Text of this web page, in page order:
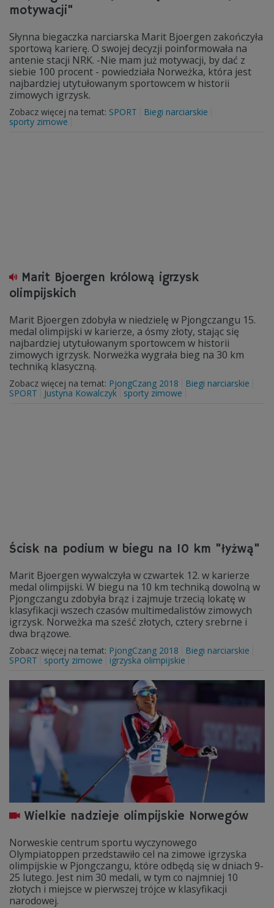
motywacji"
Słynna biegaczka narciarska Marit Bjoergen zakończyła
sportową karierę. O swojej decyzji poinformowała na
antenie stacji NRK. -Nie mam już motywacji, by dać z
siebie 100 procent - powiedziała Norweżka, która jest
najbardziej utytułowanym sportowcem w historii
zimowych igrzysk.
Zobacz więcej na temat: SPORT
Biegi narciarskie
sporty zimowe
Marit Bjoergen królową igrzysk
olimpijskich
Marit Bjoergen zdobyła w niedzielę w Pjongczangu 15.
medal olimpijski w karierze, a ósmy złoty, stając się
najbardziej utytułowanym sportowcem w historii
zimowych igrzysk. Norweżka wygrała bieg na 30 km
techniką klasyczną.
Zobacz więcej na temat: PjongCzang 2018
Biegi narciarskie
SPORT
Justyna Kowalczyk sporty zimowe
Ścisk na podium w biegu na 10 km "łyżwą"
Marit Bjoergen wywalczyła w czwartek 12. w karierze
medal olimpijski. W biegu na 10 km techniką dowolną w
Pjongczangu zdobyła brąz i zajmuje trzecią lokatę w
klasyfikacji wszech czasów multimedalistów zimowych
igrzysk. Norweżka ma sześć złotych, cztery srebrne i
dwa brązowe.
Zobacz więcej na temat: PjongCzang 2018
Biegi narciarskie
SPORT
sporty zimowe igrzyska olimpijskie
Wielkie nadzieje olimpijskie Norwegów
Norweskie centrum sportu wyczynowego
Olympiatoppen przedstawiło cel na zimowe igrzyska
olimpijskie w Pjongczangu, które odbędą się w dniach 9-
25 lutego. Jest nim 30 medali, w tym co najmniej 10
złotych i miejsce w pierwszej trójce w klasyfikacji
narodowej.